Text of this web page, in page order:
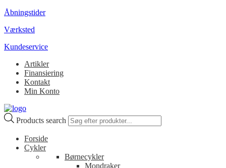
Åbningstider
Værksted
Kundeservice
Artikler
Finansiering
Kontakt
Min Konto
Products search
Forside
Cykler
Børnecykler
Mondraker